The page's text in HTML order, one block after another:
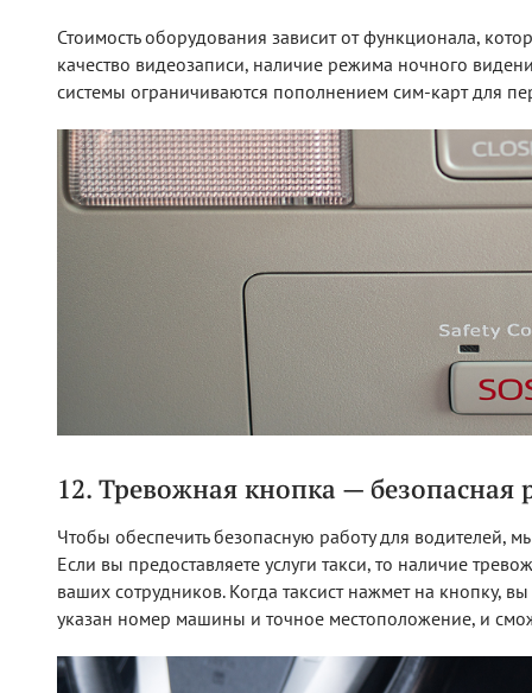
Стоимость оборудования зависит от функционала,
качество видеозаписи, наличие режима ночного
системы ограничиваются пополнением сим-карт для
12. Тревожная кнопка — безопасная
Чтобы обеспечить безопасную работу для водителей,
Если вы предоставляете услуги такси, то наличие
ваших сотрудников. Когда таксист нажмет на кнопку,
указан номер машины и точное местоположение, и